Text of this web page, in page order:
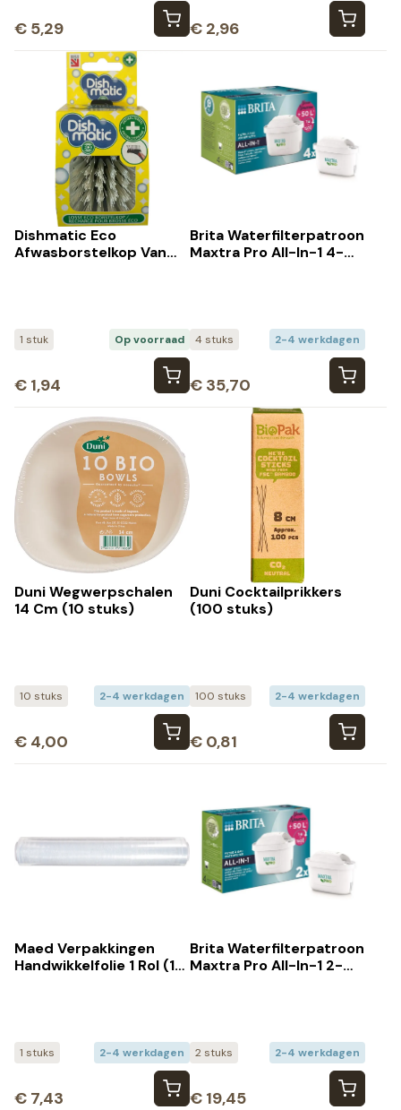
€ 5,29 € 2,96
Dishmatic Eco
Afwasborstelkop Van
1 stuk Op voorraad
€ 1,94
Brita Waterfilterpatroon
Maxtra Pro All-In-1 4-
4 stuks 2-4 werkdagen
€ 35,70
Duni Wegwerpschalen
14 Cm (10 stuks)
10 stuks 2-4 werkdagen
€ 4,00
Duni Cocktailprikkers
(100 stuks)
100 stuks 2-4 werkdagen
€ 0,81
Maed Verpakkingen
Handwikkelfolie 1 Rol (1
1 stuks 2-4 werkdagen
€ 7,43
Brita Waterfilterpatroon
Maxtra Pro All-In-1 2-
2 stuks 2-4 werkdagen
€ 19,45